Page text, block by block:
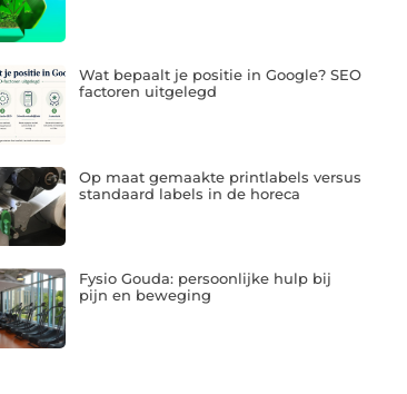
Wat bepaalt je positie in Google? SEO
factoren uitgelegd
Op maat gemaakte printlabels versus
standaard labels in de horeca
Fysio Gouda: persoonlijke hulp bij
pijn en beweging